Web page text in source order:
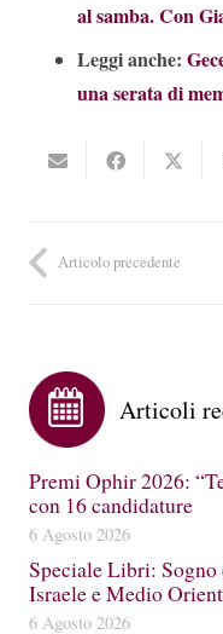
al samba. Con
Leggi anche:
una serata di
Articolo precedente
Articoli
Premi Ophir 2026:
con 16 candidature
6 Agosto 2026
Speciale Libri:
Israele e Medio
6 Agosto 2026